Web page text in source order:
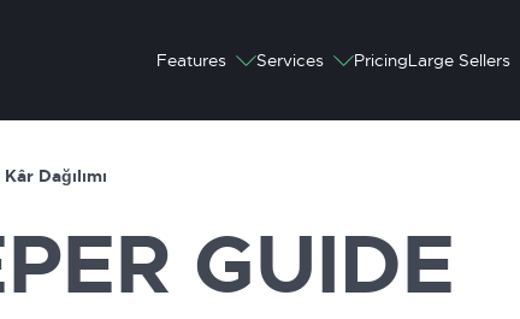
Features Services PricingLarge Sellers
Dağılımı
GUIDE